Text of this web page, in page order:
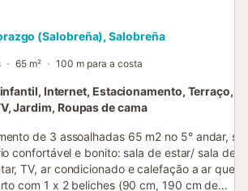
(Salobreña), Salobreña
65 m² 100 m para a costa
Internet, Estacionamento, Terraço, Ar
Jardim, Roupas de cama
de 3 assoalhadas 65 m2 no 5° andar,
confortável e bonito: sala de estar/ sala de
TV, ar condicionado e calefação a ar
com 1 x 2 beliches (90 cm, 190 cm de